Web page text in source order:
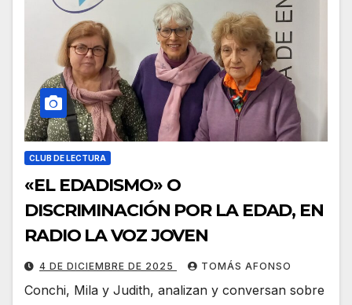
CLUB DE LECTURA
«EL EDADISMO» O
DISCRIMINACIÓN POR LA EDAD, EN
RADIO LA VOZ JOVEN
4 DE DICIEMBRE DE 2025 TOMÁS AFONSO
Conchi, Mila y Judith, analizan y conversan sobre